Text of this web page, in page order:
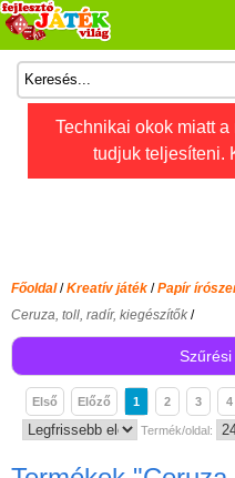
Technikai okok miatt
tudjuk teljesíteni.
Főoldal/Kreatív játék /Papír
Ceruza, toll, radír, kiegészítők /
Első Előző 1 2 3 4
Termék/oldal: